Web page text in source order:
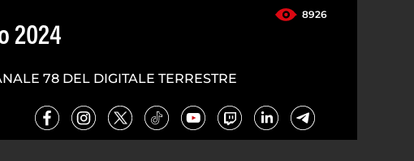
8926
2024
78 DEL DIGITALE TERRESTRE